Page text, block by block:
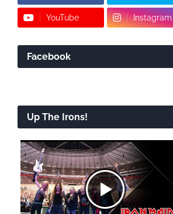
YouTube Instagram
Facebook
Up The Irons!